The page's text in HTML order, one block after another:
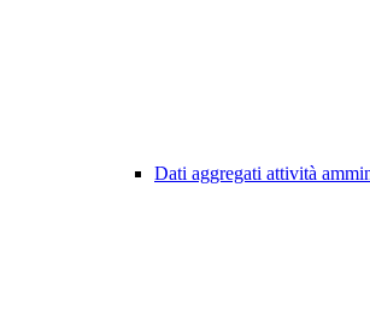
Dati aggregati attività